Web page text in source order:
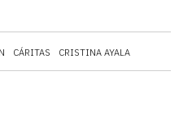
CÁRITAS CRISTINA AYALA